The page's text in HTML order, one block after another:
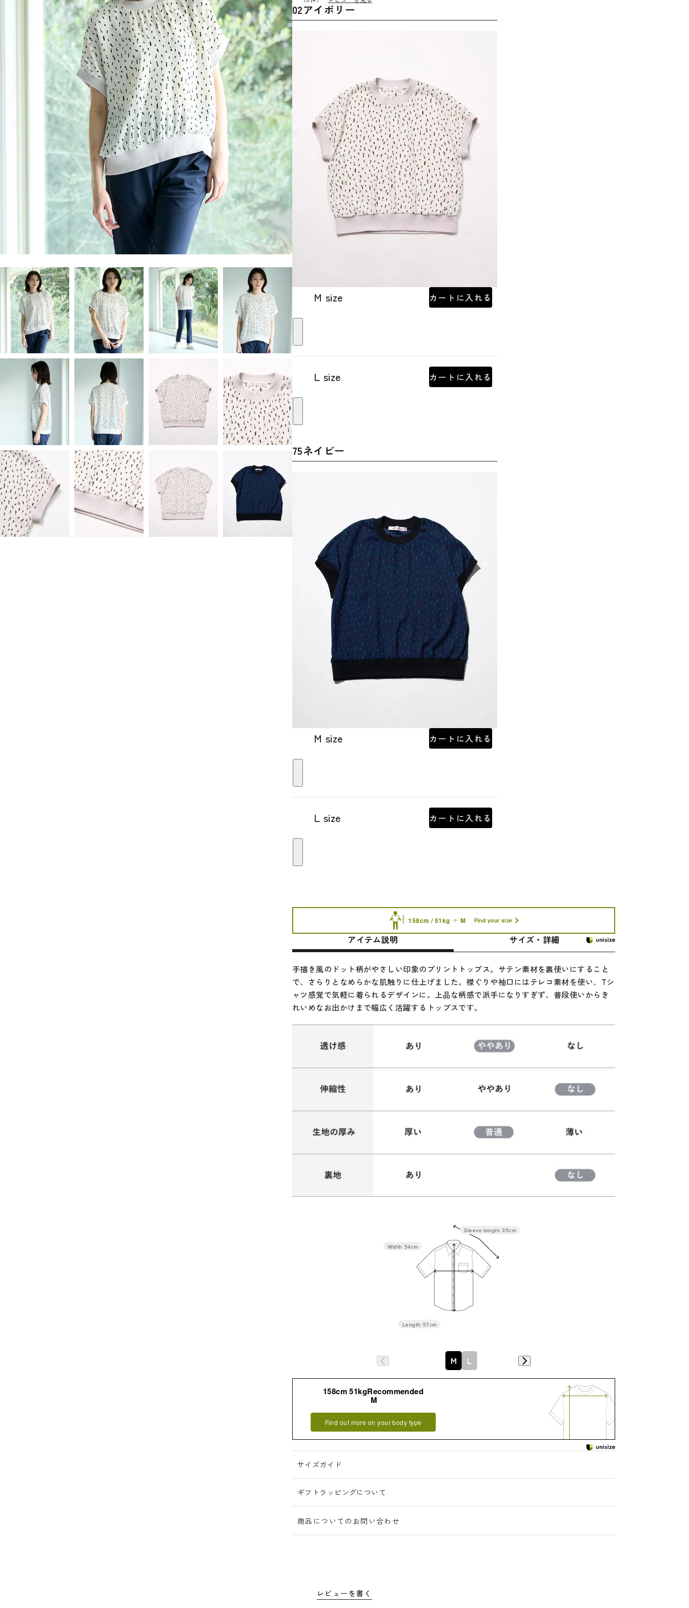
02アイボリー
M size カートに入れる
L size カートに入れる
75ネイビー
M size カートに入れる
L size カートに入れる
158cm / 51kg M Find your size
アイテム説明 サイズ・詳細
手描き風のドット柄がやさしい印象のプリントトップス。サテン素材を裏使いにすること
で、さらりとなめらかな肌触りに仕上げました。襟ぐりや袖口にはテレコ素材を使い、Tシ
ャツ感覚で気軽に着られるデザインに。上品な柄感で派手になりすぎず、普段使いからき
れいめなお出かけまで幅広く活躍するトップスです。
57
59
詳細はこちら
Sleeve length 35cm
Length 57cm
Width 54cm
M L
158cm 51kgRecommended
M
Find out more on your body type
サイズガイド
ギフトラッピングについて
商品についてのお問い合わせ
レビューを書く